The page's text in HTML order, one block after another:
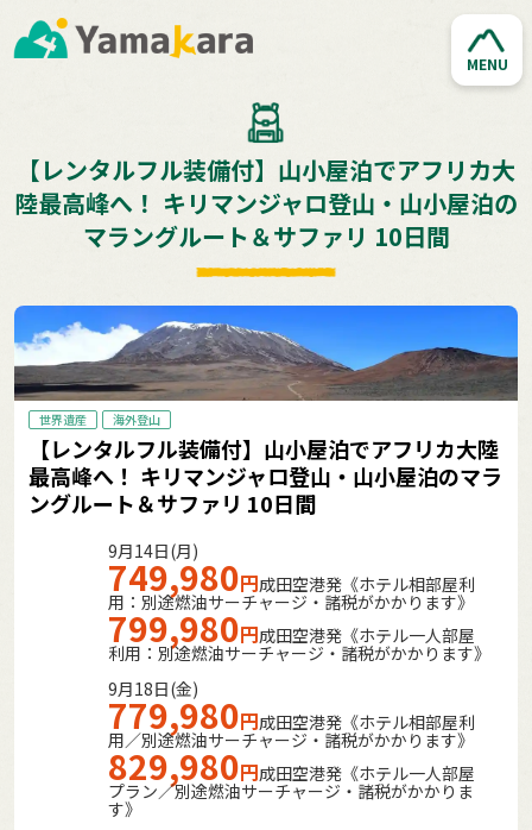
MENU
【レンタルフル装備付】山小屋泊でアフリカ大
陸最高峰へ！ キリマンジャロ登山・山小屋泊の
マラングルート＆サファリ 10日間
世界遺産 海外登山
【レンタルフル装備付】山小屋泊でアフリカ大陸
最高峰へ！ キリマンジャロ登山・山小屋泊のマラ
ングルート＆サファリ 10日間
9月14日(月)
749,980円成田空港発《ホテル相部屋利
用：別途燃油サーチャージ・諸税がかかります》
799,980円成田空港発《ホテル一人部屋
利用：別途燃油サーチャージ・諸税がかかります》
9月18日(金)
779,980円成田空港発《ホテル相部屋利
用／別途燃油サーチャージ・諸税がかかります》
829,980円成田空港発《ホテル一人部屋
プラン／別途燃油サーチャージ・諸税がかかりま
す》